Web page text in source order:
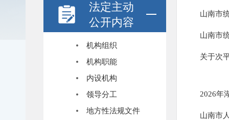
法定主动
公开内容
机构组织
机构职能
内设机构
领导分工
地方性法规文件
山南市
山南市
关于次
2026年
山南市